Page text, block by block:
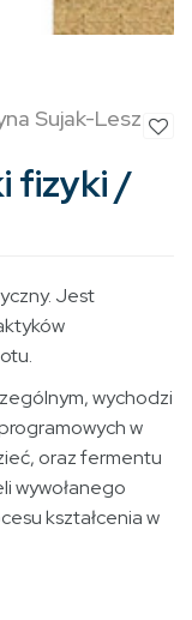
Sujak-Lesz
fizyki /
Jest
wychodzi
w
oraz fermentu
wywołanego
kształcenia w